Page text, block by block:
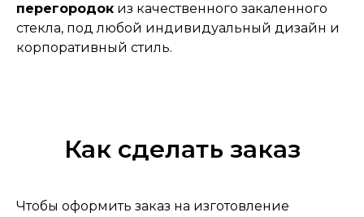
перегородок из качественного закаленного
стекла, под любой индивидуальный дизайн и
корпоративный стиль.
Как сделать заказ
Чтобы оформить заказ на изготовление